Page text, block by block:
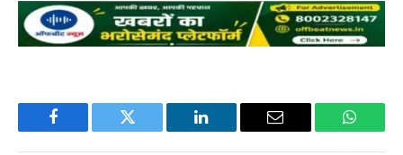
Facebook Twitter LinkedIn Email